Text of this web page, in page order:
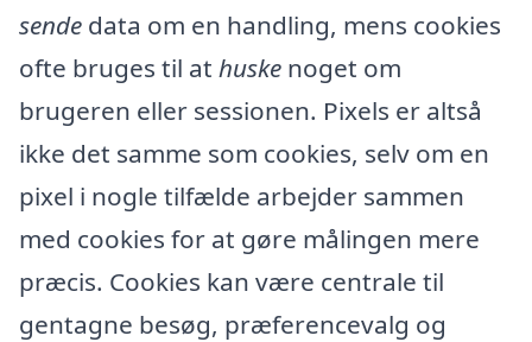
sende data om en handling, mens cookies
ofte bruges til at huske noget om
brugeren eller sessionen. Pixels er altså
ikke det samme som cookies, selv om en
pixel i nogle tilfælde arbejder sammen
med cookies for at gøre målingen mere
præcis. Cookies kan være centrale til
gentagne besøg, præferencevalg og